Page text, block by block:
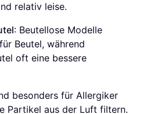
relativ leise.
: Beutellose Modelle
Beutel, während
oft eine bessere
besonders für Allergiker
Partikel aus der Luft filtern.